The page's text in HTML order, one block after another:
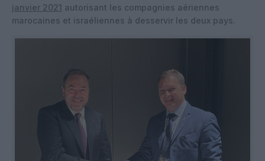
janvier 2021 autorisant les compagnies aériennes
marocaines et israéliennes à desservir les deux pays.